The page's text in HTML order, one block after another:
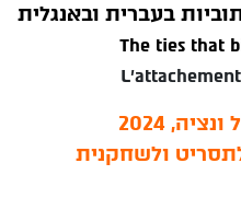
The ties that
L'attachement
2024
ולשחקנית